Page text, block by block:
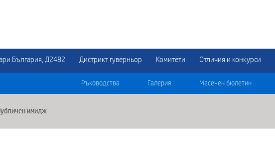
България, Д2482 Дистрикт гуверньор Комитети Отличия и конкурси
Ръководства Галерия Месечен бюлетин
Публичен имидж